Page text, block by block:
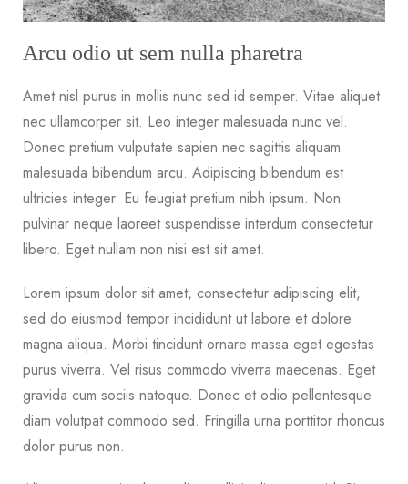
Arcu odio ut sem nulla pharetra
Amet nisl purus in mollis nunc sed id semper. Vitae aliquet
nec ullamcorper sit. Leo integer malesuada nunc vel.
Donec pretium vulputate sapien nec sagittis aliquam
malesuada bibendum arcu. Adipiscing bibendum est
ultricies integer. Eu feugiat pretium nibh ipsum. Non
pulvinar neque laoreet suspendisse interdum consectetur
libero. Eget nullam non nisi est sit amet.
Lorem ipsum dolor sit amet, consectetur adipiscing elit,
sed do eiusmod tempor incididunt ut labore et dolore
magna aliqua. Morbi tincidunt ornare massa eget egestas
purus viverra. Vel risus commodo viverra maecenas. Eget
gravida cum sociis natoque. Donec et odio pellentesque
diam volutpat commodo sed. Fringilla urna porttitor rhoncus
dolor purus non.